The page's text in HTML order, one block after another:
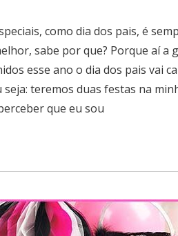
como dia dos pais, é
sabe por que? Porque aí a
esse ano o dia dos pais vai
seja: teremos duas festas na
que eu sou